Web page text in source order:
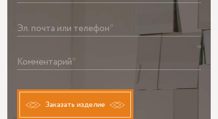
Эл. почта или телефон*
Комментарий*
Заказать изделие